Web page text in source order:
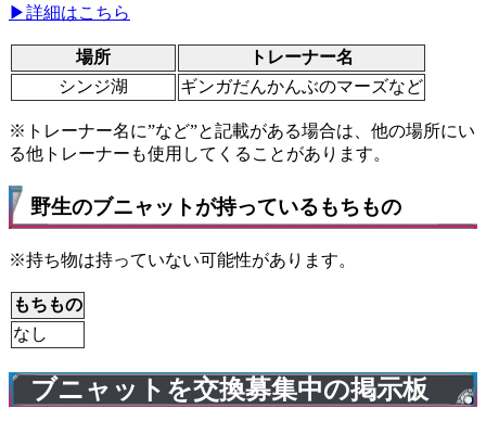
▶詳細はこちら
場所
トレーナー名
シンジ湖
ギンガだんかんぶのマーズなど
※トレーナー名に”など”と記載がある場合は、他の場所にい
る他トレーナーも使用してくることがあります。
野生のブニャットが持っているもちもの
※持ち物は持っていない可能性があります。
もちもの
なし
ブニャットを交換募集中の掲示板